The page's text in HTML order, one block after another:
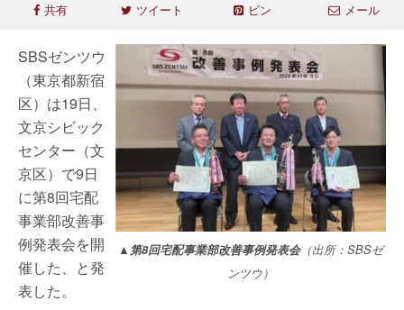
共有 ツイート ピン メール
▲第8回宅配事業部改善事例発表会（出所：SBSゼ
ンツウ）
SBSゼンツウ
（東京都新宿
区）は19日、
文京シビック
センター（文
京区）で9日
に第8回宅配
事業部改善事
例発表会を開
催した、と発
表した。